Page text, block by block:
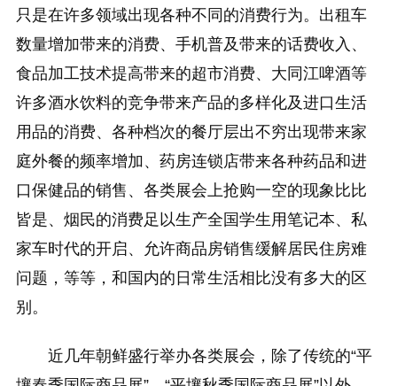
只是在许多领域出现各种不同的消费行为。出租车
数量增加带来的消费、手机普及带来的话费收入、
食品加工技术提高带来的超市消费、大同江啤酒等
许多酒水饮料的竞争带来产品的多样化及进口生活
用品的消费、各种档次的餐厅层出不穷出现带来家
庭外餐的频率增加、药房连锁店带来各种药品和进
口保健品的销售、各类展会上抢购一空的现象比比
皆是、烟民的消费足以生产全国学生用笔记本、私
家车时代的开启、允许商品房销售缓解居民住房难
问题，等等，和国内的日常生活相比没有多大的区
别。
近几年朝鲜盛行举办各类展会，除了传统的“平